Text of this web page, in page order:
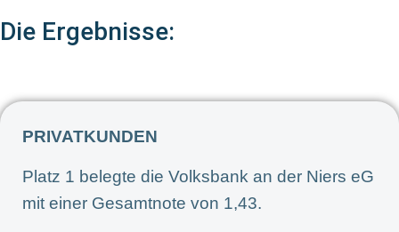
Die Ergebnisse:
PRIVATKUNDEN
Platz 1 belegte die Volksbank an der Niers eG
mit einer Gesamtnote von 1,43.